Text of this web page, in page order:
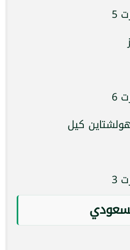
5
6
كيل
3